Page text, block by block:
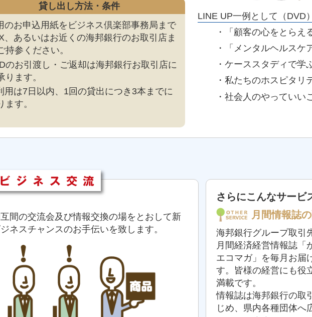
貸し出し方法・条件
のお申込用紙をビジネス倶楽部事務局まで
、あるいはお近くの海邦銀行のお取引店ま
持参ください。
のお引渡し・ご返却は海邦銀行お取引店に
ります。
用は7日以内、1回の貸出につき3本までに
ます。
LINE UP一例として（DVD）
・「顧客の心をとらえ
・「メンタルヘルスケ
・ケーススタディで学
・私たちのホスピタリ
・社会人のやっていい
間の交流会及び情報交換の場をとおして新
ネスチャンスのお手伝いを致します。
さらにこんなサービ
月間情報誌
海邦銀行グループ取引
月間経済経営情報誌「
エコマガ」を毎月お届
す。皆様の経営にも役
満載です。
情報誌は海邦銀行の取
じめ、県内各種団体へ